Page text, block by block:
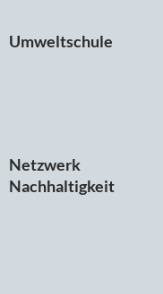
Umweltschule
Netzwerk
Nachhaltigkeit